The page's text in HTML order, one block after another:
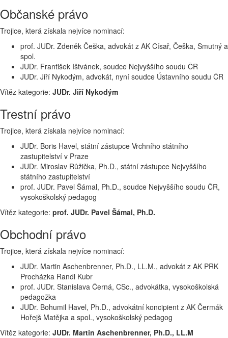
Občanské právo
Trojice, která získala nejvíce nominací:
prof. JUDr. Zdeněk Češka, advokát z AK Císař, Češka, Smutný a
spol.
JUDr. František Ištvánek, soudce Nejvyššího soudu ČR
JUDr. Jiří Nykodým, advokát, nyní soudce Ústavního soudu ČR
Vítěz kategorie: JUDr. Jiří Nykodým
Trestní právo
Trojice, která získala nejvíce nominací:
JUDr. Boris Havel, státní zástupce Vrchního státního
zastupitelství v Praze
JUDr. Miroslav Růžička, Ph.D., státní zástupce Nejvyššího
státního zastupitelství
prof. JUDr. Pavel Šámal, Ph.D., soudce Nejvyššího soudu ČR,
vysokoškolský pedagog
Vítěz kategorie: prof. JUDr. Pavel Šámal, Ph.D.
Obchodní právo
Trojice, která získala nejvíce nominací:
JUDr. Martin Aschenbrenner, Ph.D., LL.M., advokát z AK PRK
Procházka Randl Kubr
prof. JUDr. Stanislava Černá, CSc., advokátka, vysokoškolská
pedagožka
JUDr. Bohumil Havel, Ph.D., advokátní koncipient z AK Čermák
Hořejš Matějka a spol., vysokoškolský pedagog
Vítěz kategorie: JUDr. Martin Aschenbrenner, Ph.D., LL.M